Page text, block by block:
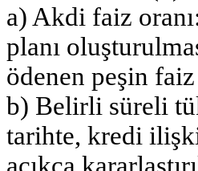
a) Akdi faiz
planı
ödenen peşin
b) Belirli süreli
tarihte, kredi
açıkça